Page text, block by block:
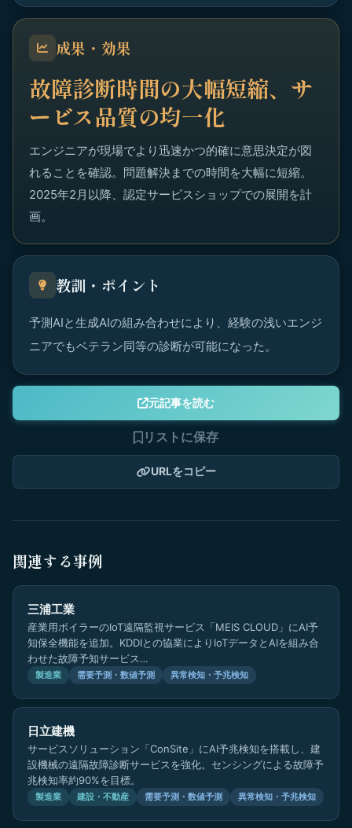
成果・効果
故障診断時間の大幅短縮、サ
ービス品質の均一化
エンジニアが現場でより迅速かつ的確に意思決定が図
れることを確認。問題解決までの時間を大幅に短縮。
2025年2月以降、認定サービスショップでの展開を計
画。
教訓・ポイント
予測AIと生成AIの組み合わせにより、経験の浅いエンジ
ニアでもベテラン同等の診断が可能になった。
元記事を読む
リストに保存
URLをコピー
関連する事例
三浦工業
産業用ボイラーのIoT遠隔監視サービス「MEIS CLOUD」にAI予
知保全機能を追加。KDDIとの協業によりIoTデータとAIを組み合
わせた故障予知サービス…
製造業 需要予測・数値予測 異常検知・予兆検知
日立建機
サービスソリューション「ConSite」にAI予兆検知を搭載し、建
設機械の遠隔故障診断サービスを強化。センシングによる故障予
兆検知率約90%を目標。
製造業 建設・不動産 需要予測・数値予測 異常検知・予兆検知